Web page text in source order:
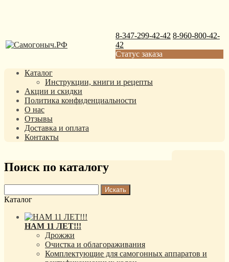
8-347-299-42-42 8-960-800-42-
42
Статус заказа
Каталог
Инструкции, книги и рецепты
Акции и скидки
Политика конфиденциальности
О нас
Отзывы
Доставка и оплата
Контакты
Поиск по каталогу
Каталог
НАМ 11 ЛЕТ!!!
Дрожжи
Очистка и облагораживания
Комплектующие для самогонных аппаратов и